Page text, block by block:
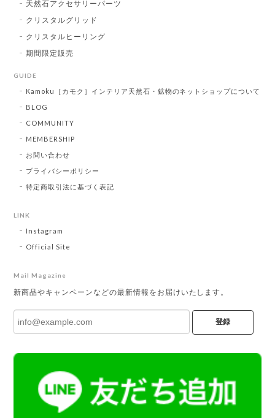
天然石アクセサリーパーツ
クリスタルグリッド
クリスタルヒーリング
期間限定販売
GUIDE
Kamoku［カモク］インテリア天然石・鉱物のネットショップについて
BLOG
COMMUNITY
MEMBERSHIP
お問い合わせ
プライバシーポリシー
特定商取引法に基づく表記
LINK
Instagram
Official Site
Mail Magazine
新商品やキャンペーンなどの最新情報をお届けいたします。
登録